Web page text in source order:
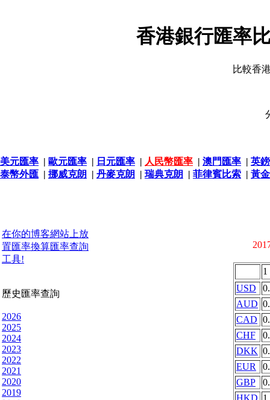
香港銀行匯率
比較香
美元匯率 | 歐元匯率 | 日元匯率 | 人民幣匯率 | 澳門匯率 | 英
泰幣外匯 | 挪威克朗 | 丹麥克朗 | 瑞典克朗 | 菲律賓比索 | 黃
在你的博客網站上放
置匯率換算匯率查詢
工具!
歷史匯率查詢
2026
2025
2024
2023
2022
2021
2020
2019
1
USD
AUD
CAD
CHF
DKK
EUR
GBP